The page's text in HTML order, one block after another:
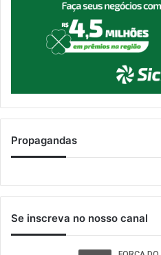
Propagandas
Se inscreva no nosso canal